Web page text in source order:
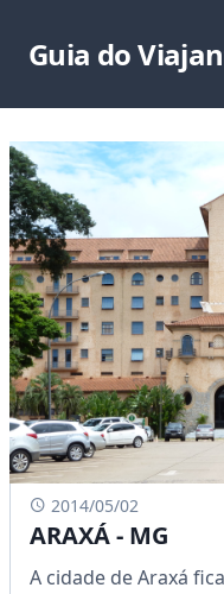
Guia do
2014/05/02
ARAXÁ - MG
A cidade de Araxá